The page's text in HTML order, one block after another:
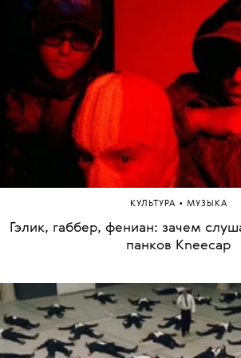
КУЛЬТУРА • МУЗЫКА
Гэлик, габбер, фениан: зачем
панков Kneecap